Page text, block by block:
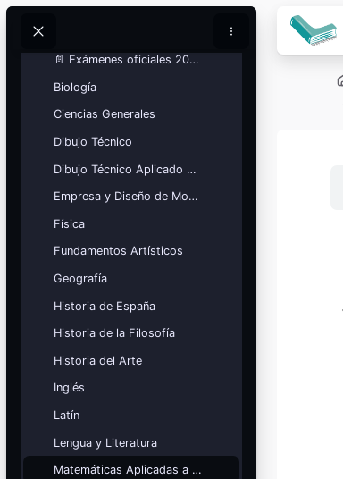
Cerca
Calendario
académico
Festivos, vacaciones y fechas
Ver calendario
Mis cursos
¡Nos GUSTA lo que hacemos y se
NOTA!
COMUNIDAD
📄 Exámenes oficiales 2025
Biología
Ciencias Generales
Dibujo Técnico
Dibujo Técnico Aplicado a las Artes
Empresa y Diseño de Modelos de Negocio
Física
Fundamentos Artísticos
Geografía
Historia de España
Historia de la Filosofía
Historia del Arte
Inglés
Latín
Lengua y Literatura
Matemáticas Aplicadas a las Ciencias Sociales